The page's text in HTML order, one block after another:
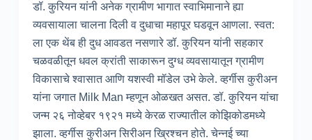
डॉ. कुरियन यांनी अनेक ग्रामीण भागात स्वाभिमानाने ह्या
व्यवसायाला चालना दिली व दुधाचा महापूर घडवून आणला. स्वत:
ला एक थेंब ही दुध आवडत नसणारे डॉ. कुरियन यांनी सहकार
चळवळीतून धवल क्रांती साकारून दुग्ध व्यवसायातून ग्रामीण
विकासाचे श्वासात आणि यशस्वी मॉडेल उभे केले. व्हर्गीस कुरीअन
यांना जगात Milk Man म्हणून ओळखत असत. डॉ. कुरियन यांचा
जन्म २६ नोव्हेबर १९२१ मध्ये केरळ राज्यातील कोझिकोडमध्ये
झाला. व्हर्गीस कुरीअन सिरीअन ख्रिश्चन होते. चेन्नई च्या